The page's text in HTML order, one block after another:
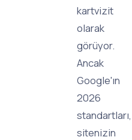
kartvizit
olarak
görüyor.
Ancak
Google'ın
2026
standartları,
sitenizin